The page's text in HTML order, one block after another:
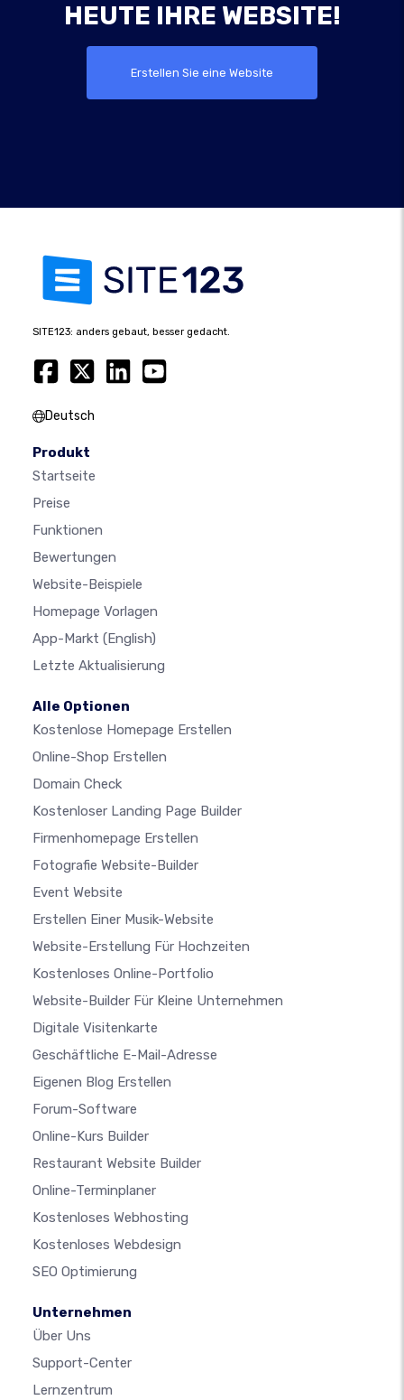
HEUTE IHRE WEBSITE!
Erstellen Sie eine Website
SITE123: anders gebaut, besser gedacht.
Deutsch
Produkt
Startseite
Preise
Funktionen
Bewertungen
Website-Beispiele
Homepage Vorlagen
App-Markt (English)
Letzte Aktualisierung
Alle Optionen
Kostenlose Homepage Erstellen
Online-Shop Erstellen
Domain Check
Kostenloser Landing Page Builder
Firmenhomepage Erstellen
Fotografie Website-Builder
Event Website
Erstellen Einer Musik-Website
Website-Erstellung Für Hochzeiten
Kostenloses Online-Portfolio
Website-Builder Für Kleine Unternehmen
Digitale Visitenkarte
Geschäftliche E-Mail-Adresse
Eigenen Blog Erstellen
Forum-Software
Online-Kurs Builder
Restaurant Website Builder
Online-Terminplaner
Kostenloses Webhosting
Kostenloses Webdesign
SEO Optimierung
Unternehmen
Über Uns
Support-Center
Lernzentrum